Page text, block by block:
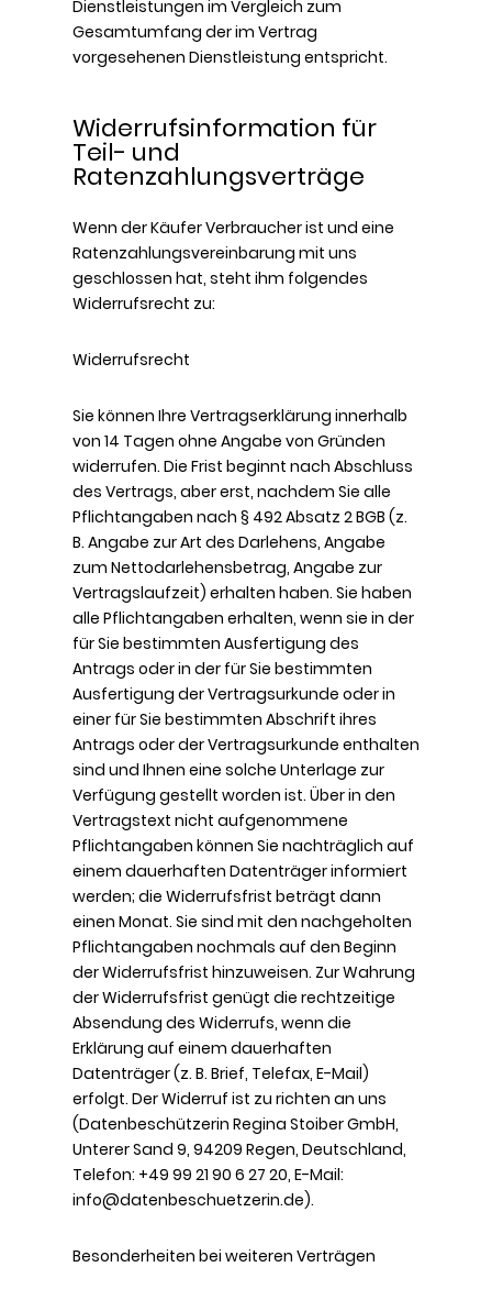
Dienstleistungen im Vergleich zum
Gesamtumfang der im Vertrag
vorgesehenen Dienstleistung entspricht.
Widerrufsinformation für
Teil- und
Ratenzahlungsverträge
Wenn der Käufer Verbraucher ist und eine
Ratenzahlungsvereinbarung mit uns
geschlossen hat, steht ihm folgendes
Widerrufsrecht zu:
Widerrufsrecht
Sie können Ihre Vertragserklärung innerhalb
von 14 Tagen ohne Angabe von Gründen
widerrufen. Die Frist beginnt nach Abschluss
des Vertrags, aber erst, nachdem Sie alle
Pflichtangaben nach § 492 Absatz 2 BGB (z.
B. Angabe zur Art des Darlehens, Angabe
zum Nettodarlehensbetrag, Angabe zur
Vertragslaufzeit) erhalten haben. Sie haben
alle Pflichtangaben erhalten, wenn sie in der
für Sie bestimmten Ausfertigung des
Antrags oder in der für Sie bestimmten
Ausfertigung der Vertragsurkunde oder in
einer für Sie bestimmten Abschrift ihres
Antrags oder der Vertragsurkunde enthalten
sind und Ihnen eine solche Unterlage zur
Verfügung gestellt worden ist. Über in den
Vertragstext nicht aufgenommene
Pflichtangaben können Sie nachträglich auf
einem dauerhaften Datenträger informiert
werden; die Widerrufsfrist beträgt dann
einen Monat. Sie sind mit den nachgeholten
Pflichtangaben nochmals auf den Beginn
der Widerrufsfrist hinzuweisen. Zur Wahrung
der Widerrufsfrist genügt die rechtzeitige
Absendung des Widerrufs, wenn die
Erklärung auf einem dauerhaften
Datenträger (z. B. Brief, Telefax, E-Mail)
erfolgt. Der Widerruf ist zu richten an uns
(Datenbeschützerin Regina Stoiber GmbH,
Unterer Sand 9, 94209 Regen, Deutschland,
Telefon: +49 99 21 90 6 27 20, E-Mail:
info@datenbeschuetzerin.de).
Besonderheiten bei weiteren Verträgen